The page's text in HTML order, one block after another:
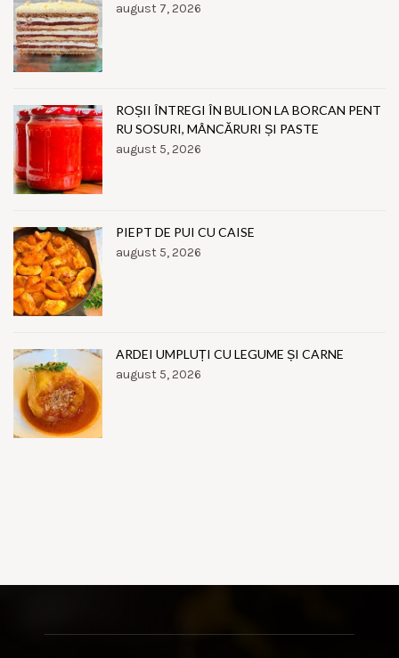
august 7, 2026
ROȘII ÎNTREGI ÎN BULION LA BORCAN PENT
RU SOSURI, MÂNCĂRURI ȘI PASTE
august 5, 2026
PIEPT DE PUI CU CAISE
august 5, 2026
ARDEI UMPLUȚI CU LEGUME ȘI CARNE
august 5, 2026